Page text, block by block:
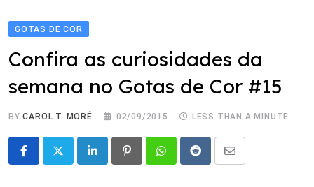
GOTAS DE COR
Confira as curiosidades da
semana no Gotas de Cor #15
BYCAROL T. MORÉ 02/09/2015 LESS THAN A MINUTE
LinkedIn PinterestWhatsappRedditShare